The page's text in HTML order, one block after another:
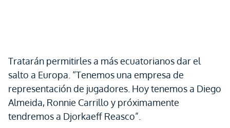
Tratarán permitirles a más ecuatorianos dar el
salto a Europa. “Tenemos una empresa de
representación de jugadores. Hoy tenemos a Diego
Almeida, Ronnie Carrillo y próximamente
tendremos a Djorkaeff Reasco”.